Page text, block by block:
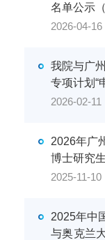
名单公示
2026-04-16
我院与广
专项计划“
2026-02-11
2026年广
博士研究
2025-11-10
2025年中
与奥克兰